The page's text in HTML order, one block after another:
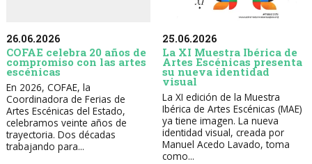
26.06.2026
COFAE celebra 20 años de
compromiso con las artes
escénicas
En 2026, COFAE, la
Coordinadora de Ferias de
Artes Escénicas del Estado,
celebramos veinte años de
trayectoria. Dos décadas
trabajando para...
25.06.2026
La XI Muestra Ibérica de
Artes Escénicas presenta
su nueva identidad
visual
La XI edición de la Muestra
Ibérica de Artes Escénicas (MAE)
ya tiene imagen. La nueva
identidad visual, creada por
Manuel Acedo Lavado, toma
como...